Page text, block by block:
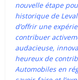
nouvelle étape
historique de
d’offrir une
contribuer
audacieuse,
heureux de
Automobiles en